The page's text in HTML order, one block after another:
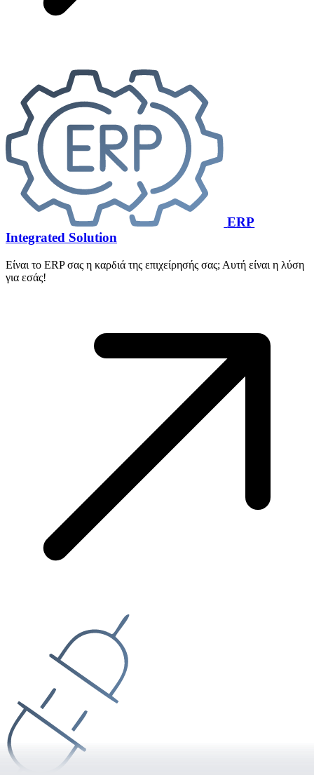
ERP
Integrated Solution
Είναι το ERP σας η καρδιά της επιχείρησής σας; Αυτή είναι η λύση
για εσάς!